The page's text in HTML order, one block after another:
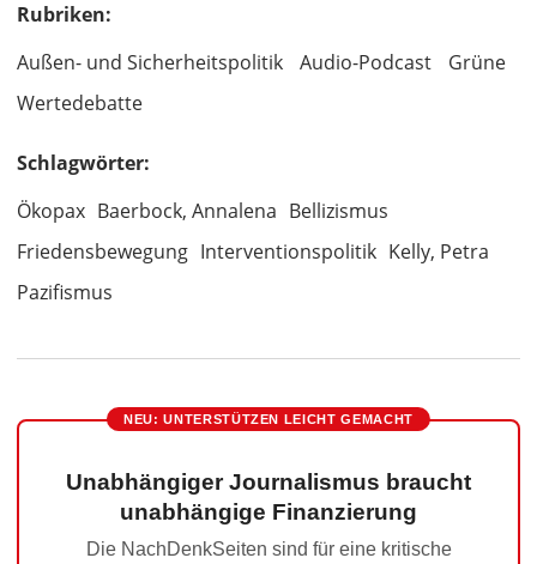
Rubriken:
Außen- und Sicherheitspolitik
Audio-Podcast
Grüne
Wertedebatte
Schlagwörter:
Ökopax Baerbock, Annalena Bellizismus
Friedensbewegung Interventionspolitik Kelly, Petra
Pazifismus
NEU: UNTERSTÜTZEN LEICHT GEMACHT
Unabhängiger Journalismus braucht
unabhängige Finanzierung
Die NachDenkSeiten sind für eine kritische